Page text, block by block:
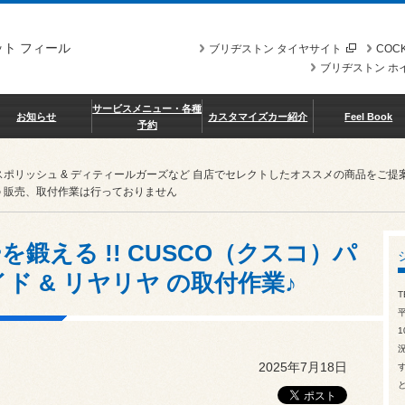
ト フィール
ブリヂストン タイヤサイト
ブリヂストン ホ
お知らせ
サービスメニュー・各種
予約
カスタマイズカー紹介 Feel Book
ポリッシュ & ディティールガーズなど 自店でセレクトしたオススメの商品を
売、取付作業は行っておりません
鍛える !! CUSCO（クスコ）パ
& リヤリヤ の取付作業♪
2025年7月18日